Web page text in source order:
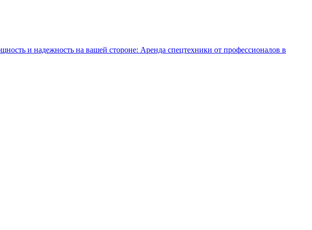
и надежность на вашей стороне: Аренда спецтехники от профессионалов в